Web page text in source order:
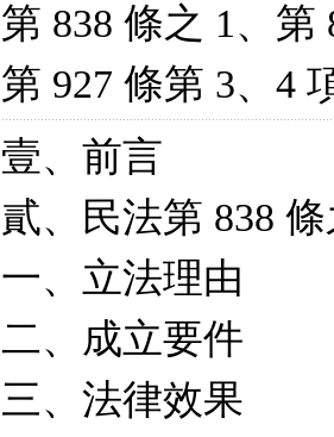
第 838 條之 1、第
第 927 條第 3、4
壹、前言
貳、民法第 838
一、立法理由
二、成立要件
三、法律效果